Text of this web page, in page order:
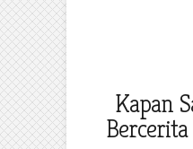
Kapan